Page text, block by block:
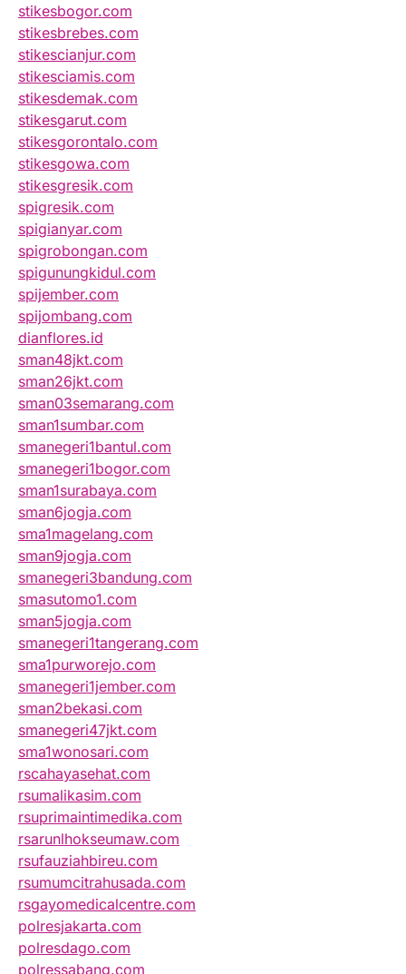
stikesbogor.com
stikesbrebes.com
stikescianjur.com
stikesciamis.com
stikesdemak.com
stikesgarut.com
stikesgorontalo.com
stikesgowa.com
stikesgresik.com
spigresik.com
spigianyar.com
spigrobongan.com
spigunungkidul.com
spijember.com
spijombang.com
dianflores.id
sman48jkt.com
sman26jkt.com
sman03semarang.com
sman1sumbar.com
smanegeri1bantul.com
smanegeri1bogor.com
sman1surabaya.com
sman6jogja.com
sma1magelang.com
sman9jogja.com
smanegeri3bandung.com
smasutomo1.com
sman5jogja.com
smanegeri1tangerang.com
sma1purworejo.com
smanegeri1jember.com
sman2bekasi.com
smanegeri47jkt.com
sma1wonosari.com
rscahayasehat.com
rsumalikasim.com
rsuprimaintimedika.com
rsarunlhokseumaw.com
rsufauziahbireu.com
rsumumcitrahusada.com
rsgayomedicalcentre.com
polresjakarta.com
polresdago.com
polressabang.com